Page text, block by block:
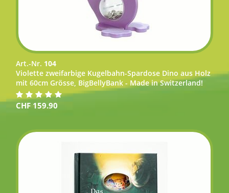
Art.-Nr. 104
Violette zweifarbige Kugelbahn-Spardose Dino aus Holz
mit 60cm Grösse, BigBellyBank - Made in Switzerland!
CHF 159.90